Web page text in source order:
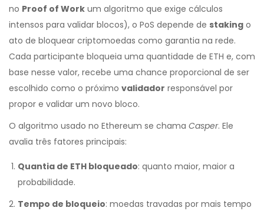
no Proof of Work um algoritmo que exige cálculos
intensos para validar blocos), o PoS depende de staking o
ato de bloquear criptomoedas como garantia na rede.
Cada participante bloqueia uma quantidade de ETH e, com
base nesse valor, recebe uma chance proporcional de ser
escolhido como o próximo validador responsável por
propor e validar um novo bloco.
O algoritmo usado no Ethereum se chama Casper. Ele
avalia três fatores principais:
Quantia de ETH bloqueado: quanto maior, maior a
probabilidade.
Tempo de bloqueio: moedas travadas por mais tempo